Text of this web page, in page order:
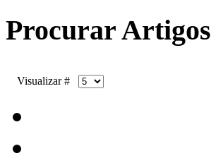
Procurar Artigos
Visualizar #